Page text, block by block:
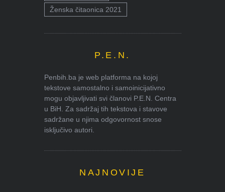
Ženska čitaonica 2021
P.E.N.
Penbih.ba je web platforma na kojoj
tekstove samostalno i samoinicijativno
mogu objavljivati svi članovi P.E.N. Centra
u BiH. Za sadržaj tih tekstova i stavove
sadržane u njima odgovornost snose
isključivo autori.
NAJNOVIJE